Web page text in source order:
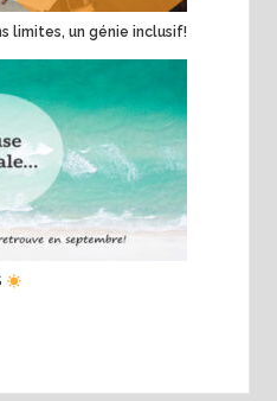
limites, un génie inclusif!